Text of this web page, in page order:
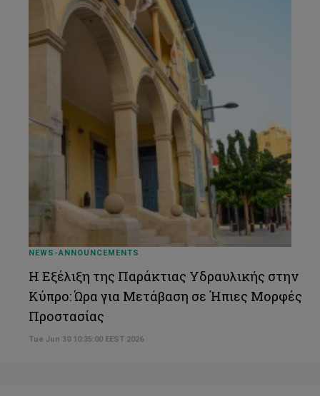
NEWS-ANNOUNCEMENTS
Η Εξέλιξη της Παράκτιας Υδραυλικής στην
Κύπρο: Ώρα για Μετάβαση σε Ήπιες Μορφές
Προστασίας
Tue Jun 30 10:35:00 EEST 2026